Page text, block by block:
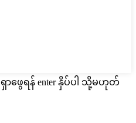
ရှာဖွေရန် enter နှိပ်ပါ သို့မဟုတ်